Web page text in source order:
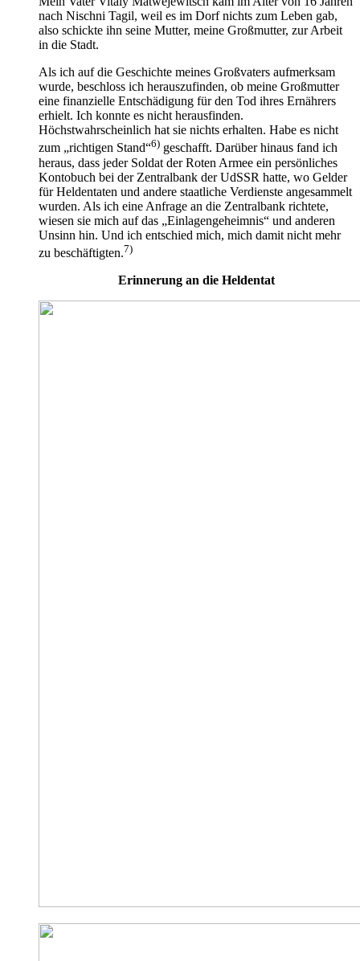
nach Nischni Tagil, weil es im Dorf nichts zum Leben gab,
also schickte ihn seine Mutter, meine Großmutter, zur Arbeit
in die Stadt.
Als ich auf die Geschichte meines Großvaters aufmerksam
wurde, beschloss ich herauszufinden, ob meine Großmutter
eine finanzielle Entschädigung für den Tod ihres Ernährers
erhielt. Ich konnte es nicht herausfinden.
Höchstwahrscheinlich hat sie nichts erhalten. Habe es nicht
zum „richtigen Stand“6) geschafft. Darüber hinaus fand ich
heraus, dass jeder Soldat der Roten Armee ein persönliches
Kontobuch bei der Zentralbank der UdSSR hatte, wo Gelder
für Heldentaten und andere staatliche Verdienste angesammelt
wurden. Als ich eine Anfrage an die Zentralbank richtete,
wiesen sie mich auf das „Einlagengeheimnis“ und anderen
Unsinn hin. Und ich entschied mich, mich damit nicht mehr
zu beschäftigten.7)
Erinnerung an die Heldentat